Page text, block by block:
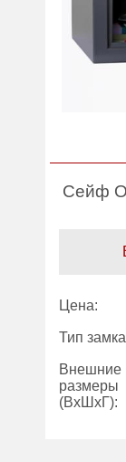
Сейф
Цена:
Тип
Внешние
размеры
(ВхШхГ):